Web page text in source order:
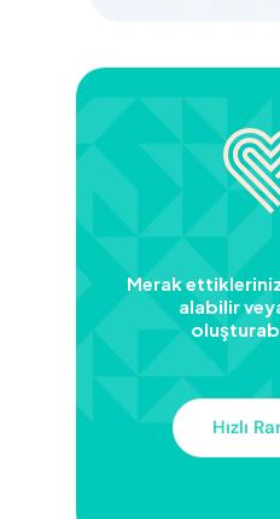
Merak
alabilir
Hızlı